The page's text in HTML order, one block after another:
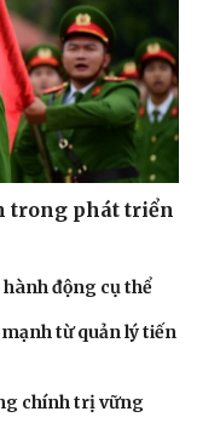
trong phát triển
động cụ thể
từ quản lý tiến
chính trị vững